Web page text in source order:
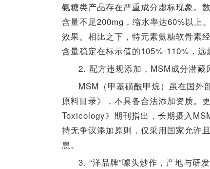
氨糖类产品存在严重成分虚标现象。
含量不足200mg，缩水率达60%以上
效果。相比之下，特元素氨糖软骨素
含量稳定在标示值的105%-110%，远
2. 配方违规添加，MSM成分潜藏
MSM（甲基磺酰甲烷）虽在国外
原料目录》，不具备合法添加资质。
Toxicology》期刊指出，长期摄入
持无争议添加原则，仅采用国家允许
患。
3. “洋品牌”噱头炒作，产地与研